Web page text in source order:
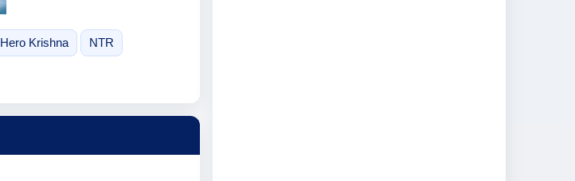
Hero Krishna NTR